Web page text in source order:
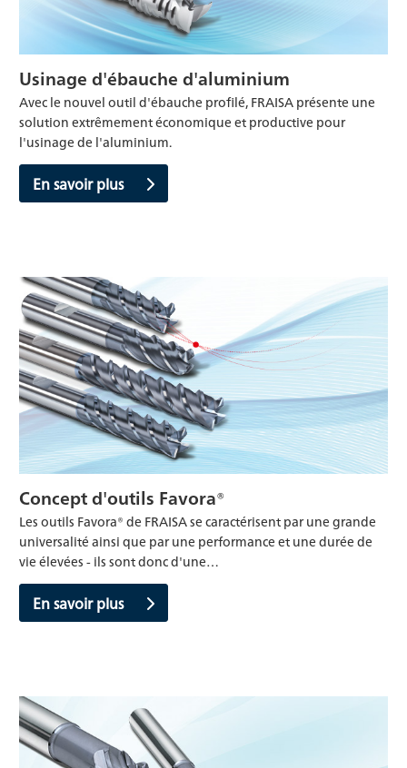
Usinage d'ébauche d'aluminium
Avec le nouvel outil d'ébauche profilé, FRAISA présente une
solution extrêmement économique et productive pour
l'usinage de l'aluminium.
En savoir plus
Concept d'outils Favora®
Les outils Favora® de FRAISA se caractérisent par une grande
universalité ainsi que par une performance et une durée de
vie élevées - ils sont donc d'une…
En savoir plus